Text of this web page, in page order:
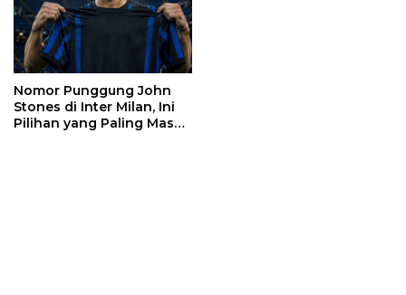
Nomor Punggung John
Stones di Inter Milan, Ini
Pilihan yang Paling Masuk